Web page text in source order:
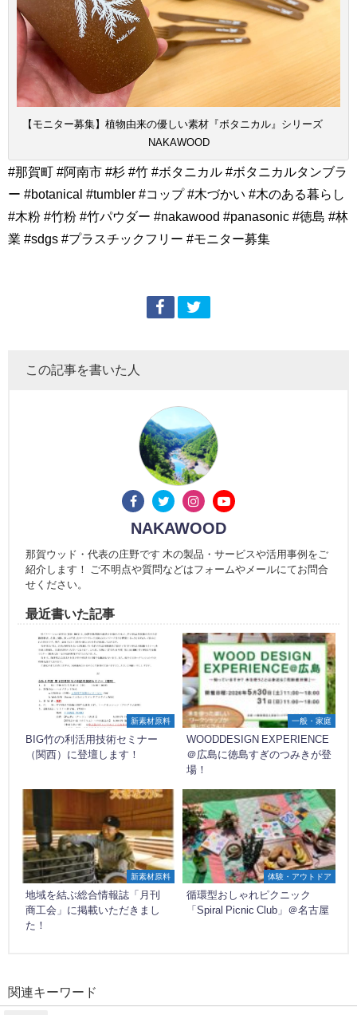
【モニター募集】植物由来の優しい素材『ボタニカル』シリーズ
NAKAWOOD
#那賀町 #阿南市 #杉 #竹 #ボタニカル #ボタニカルタンブラ
ー #botanical #tumbler #コップ #木づかい #木のある暮らし
#木粉 #竹粉 #竹パウダー #nakawood #panasonic #徳島 #林
業 #sdgs #プラスチックフリー #モニター募集
この記事を書いた人
NAKAWOOD
那賀ウッド・代表の庄野です 木の製品・サービスや活用事例をご
紹介します！ ご不明点や質問などはフォームやメールにてお問合
せください。
最近書いた記事
新素材原料
BIG竹の利活用技術セミナー
（関西）に登壇します！
一般・家庭
WOODDESIGN EXPERIENCE
＠広島に徳島すぎのつみきが登
場！
新素材原料
地域を結ぶ総合情報誌「月刊
商工会」に掲載いただきまし
た！
体験・アウトドア
循環型おしゃれピクニック
「Spiral Picnic Club」＠名古屋
関連キーワード